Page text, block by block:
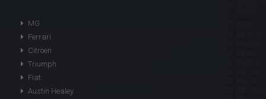
MG
Ferrari
Citroen
Triumph
Fiat
Austin Healey